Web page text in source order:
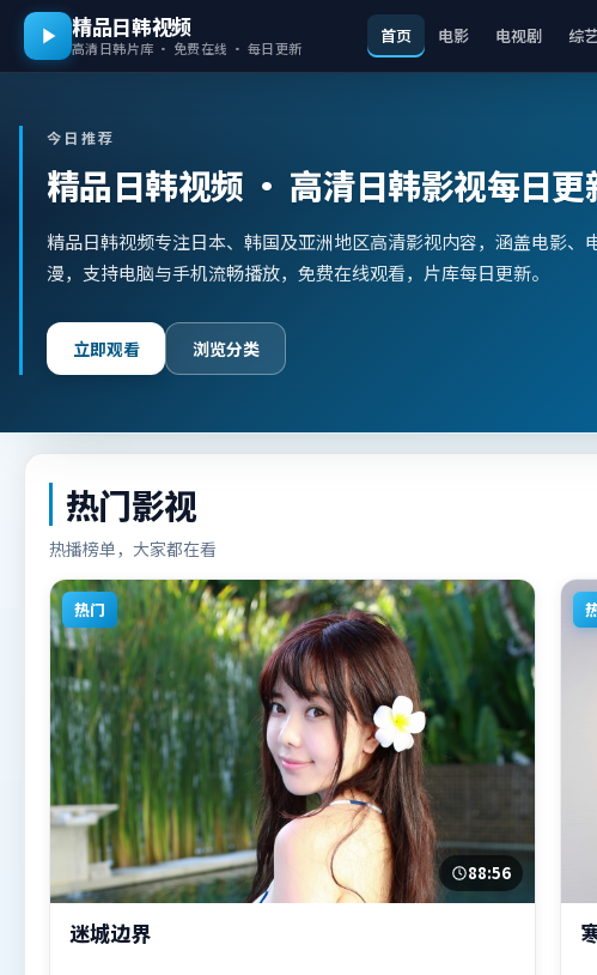
精品日韩视频
高清日韩片库 · 免费在线 · 每日更新
首页 电影 电视剧 综
今日推荐
精品日韩视频 · 高清日韩影视每日更
精品日韩视频专注日本、韩国及亚洲地区高清影视内容，涵盖电影、
漫，支持电脑与手机流畅播放，免费在线观看，片库每日更新。
立即观看 浏览分类
热门影视
热播榜单，大家都在看
热门
88:56
迷城边界